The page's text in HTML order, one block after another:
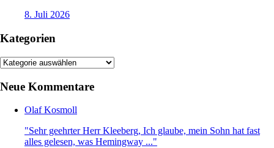
8. Juli 2026
Kategorien
Kategorien
Neue Kommentare
Olaf Kosmoll
"Sehr geehrter Herr Kleeberg, Ich glaube, mein Sohn hat fast
alles gelesen, was Hemingway ..."